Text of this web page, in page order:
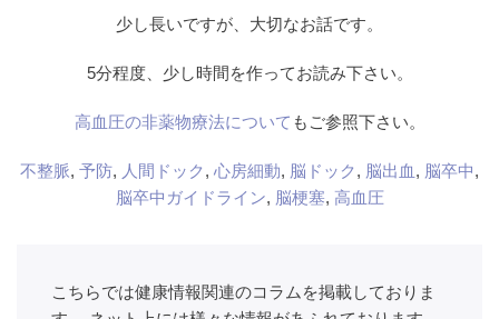
少し長いですが、大切なお話です。
5分程度、少し時間を作ってお読み下さい。
高血圧の非薬物療法について もご参照下さい。
不整脈, 予防, 人間ドック , 心房細動, 脳ドック , 脳出血 , 脳卒中,
脳卒中ガイドライン, 脳梗塞, 高血圧
こちらでは健康情報関連のコラムを掲載しておりま